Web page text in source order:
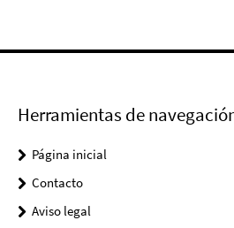
Herramientas de
Página inicial
Contacto
Aviso legal